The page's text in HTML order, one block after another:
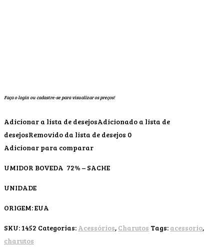
Faça o login ou cadastre-se para visualizar os preços!
Adicionar a lista de desejosAdicionado a lista de
desejosRemovido da lista de desejos 0
Adicionar para comparar
UMIDOR BOVEDA 72% – SACHE
UNIDADE
ORIGEM: EUA
SKU:1452 Categorias: Acessórios, Charutos Tags: acessorio,
charutos